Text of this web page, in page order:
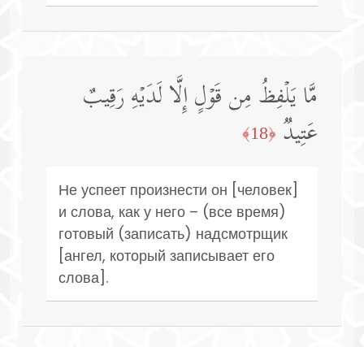
مَّا یَلۡفِظُ مِن قَوۡلٍ إِلَّا لَدَیۡهِ رَقِیبٌ
عَتِیدࣱ ﴿18﴾
Не успеет произнести он [человек]
и слова, как у него – (все время)
готовый (записать) надсмотрщик
[ангел, который записывает его
слова].